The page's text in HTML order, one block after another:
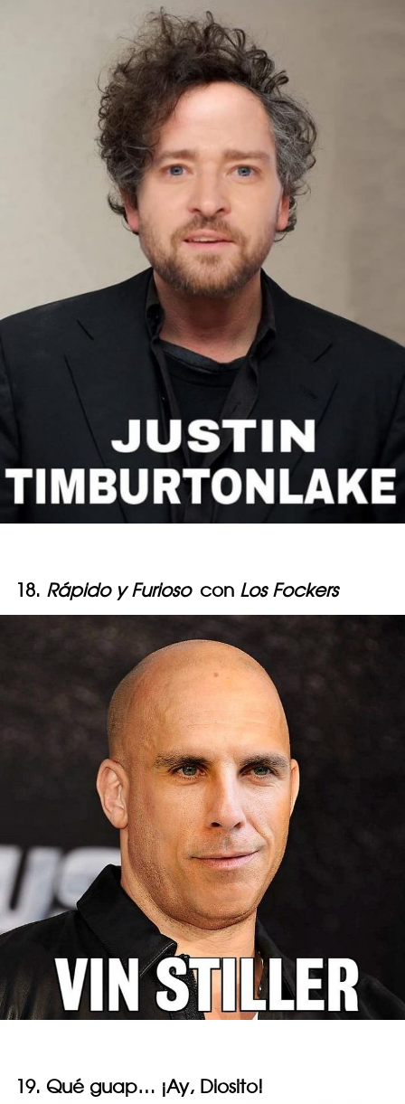
18. Rápido y Furioso con Los Fockers
19. Qué guap… ¡Ay, Diosito!